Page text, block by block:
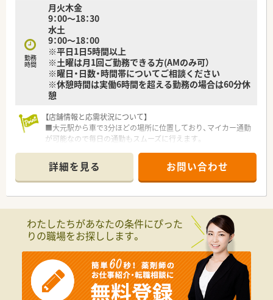
勤務
時間
月火木金
9：00～18：30
水土
9：00～18：00
※平日1日5時間以上
※土曜は月1回ご勤務できる方(AMのみ可）
※曜日・日数・時間帯についてご相談ください
※休憩時間は実働6時間を超える勤務の場合は60分休
憩
【店舗情報と応需状況について】
■大元駅から車で3分ほどの場所に位置しており、マイカー通勤
が可能なので毎日の通勤もスムーズに行えます。
ており、専門的な知識を深めることができます。
■施設在宅業務にも注力しており、往診同行などを通じて地域の
医療機関との連携を密に行う体制を整えています。
■ホテルや保育園に有料老人ホームなど、ホスピタリティ産業を
中心に多角的な事業展開を行っている安定した経営母体です。
■全国15都道府県に事業所を展開しており、景気に左右されに
くいストックビジネスで経営基盤が非常に安定している企業で
す。
■調剤事業は今後も有料老人ホームを運営している地域を中心
に、店舗数の拡大を目指して成長を続けている将来性がありま
す。
詳細を見る お問い合わせ
わたしたちがあなたの条件にぴった
りの職場をお探しします。